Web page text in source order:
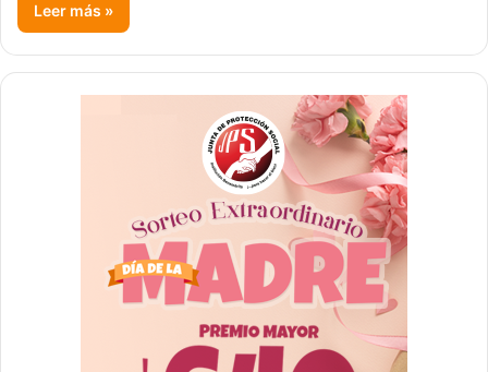
Leer más »